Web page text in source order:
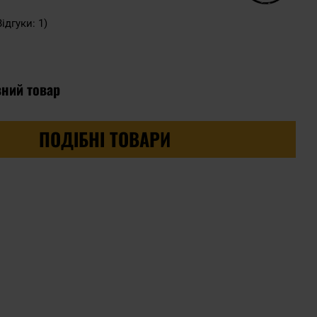
1)
товар
ПОДІБНІ ТОВАРИ